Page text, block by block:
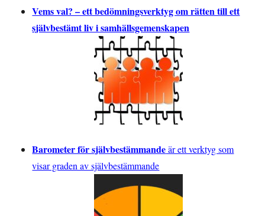
Vems val? – ett bedömningsverktyg om rätten till ett
självbestämt liv i samhällsgemenskapen
Barometer för självbestämmandeär ett verktyg som
visar graden av självbestämmande